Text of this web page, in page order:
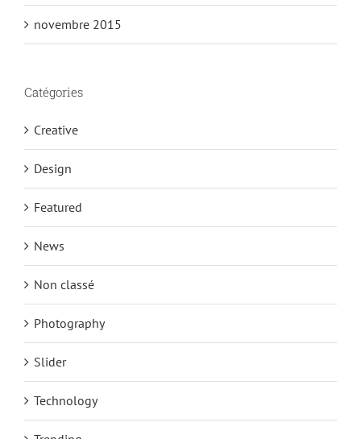
novembre 2015
Catégories
Creative
Design
Featured
News
Non classé
Photography
Slider
Technology